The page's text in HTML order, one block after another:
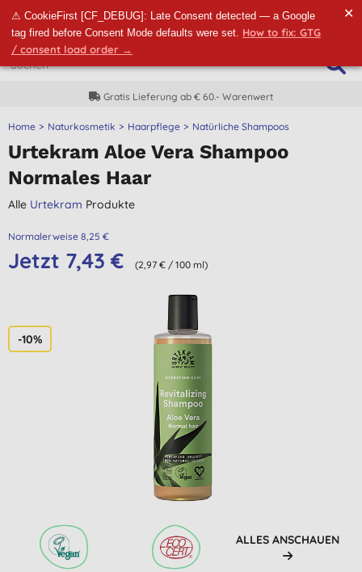
⚠ CookieFirst [CF_DEBUG]: Late Consent detected — a Google
tag fired before Consent Mode defaults were set. How to fix: GTG
/ consent load order →
✕
Gratis Lieferung ab € 60.- Warenwert
Home Naturkosmetik Haarpflege Natürliche Shampoos
Urtekram Aloe Vera Shampoo
Normales Haar
Alle Urtekram Produkte
Normalerweise 8,25 €
Jetzt 7,43 € (2,97 € / 100 ml)
-10%
ALLES ANSCHAUEN